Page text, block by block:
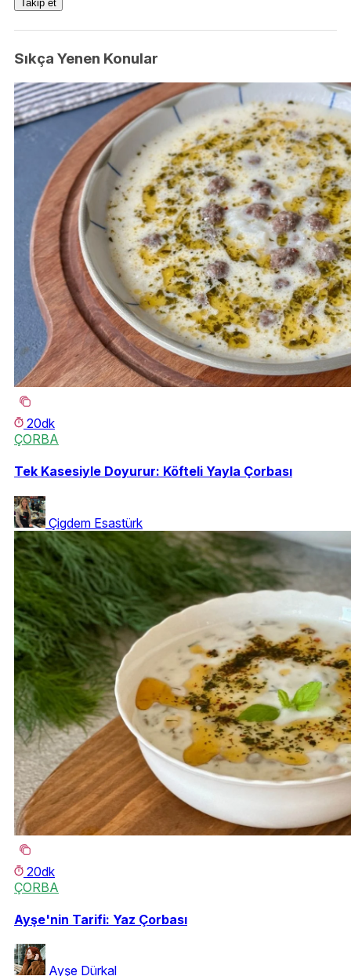
Takip et
Sıkça Yenen Konular
20dk
ÇORBA
Tek Kasesiyle Doyurur: Köfteli Yayla Çorbası
Çigdem Esastürk
20dk
ÇORBA
Ayşe'nin Tarifi: Yaz Çorbası
Ayşe Dürkal